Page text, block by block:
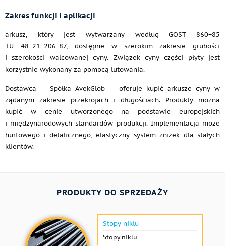
Zakres funkcji i aplikacji
arkusz, który jest wytwarzany według GOST 860−85
TU 48−21−206−87, dostępne w szerokim zakresie grubości
i szerokości walcowanej cyny. Związek cyny części płyty jest
korzystnie wykonany za pomocą lutowania.
Dostawca — Spółka AvekGlob — oferuje kupić arkusze cyny w
żądanym zakresie przekrojach i długościach. Produkty można
kupić w cenie utworzonego na podstawie europejskich
i międzynarodowych standardów produkcji. Implementacja może
hurtowego i detalicznego, elastyczny system zniżek dla stałych
klientów.
PRODUKTY DO SPRZEDAŻY
Stopy niklu
Stopy niklu